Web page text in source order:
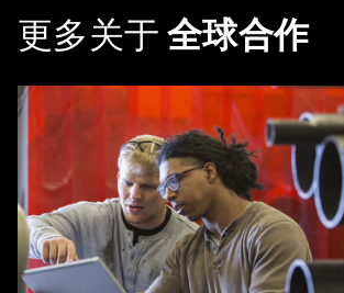
更多关于 全球合作